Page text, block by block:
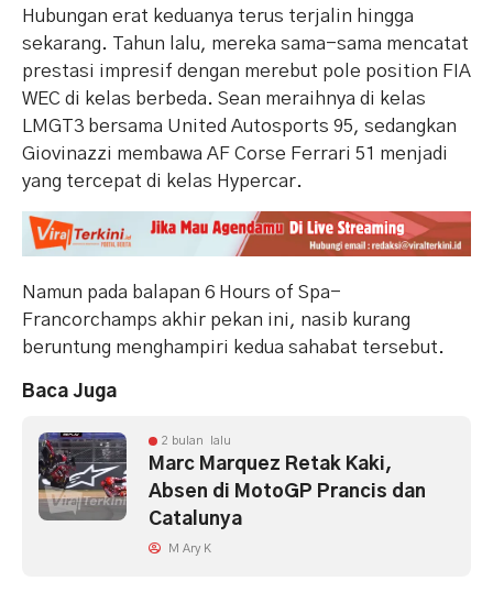
Hubungan erat keduanya terus terjalin hingga
sekarang. Tahun lalu, mereka sama-sama mencatat
prestasi impresif dengan merebut pole position FIA
WEC di kelas berbeda. Sean meraihnya di kelas
LMGT3 bersama United Autosports 95, sedangkan
Giovinazzi membawa AF Corse Ferrari 51 menjadi
yang tercepat di kelas Hypercar.
Namun pada balapan 6 Hours of Spa-
Francorchamps akhir pekan ini, nasib kurang
beruntung menghampiri kedua sahabat tersebut.
Baca Juga
2 bulan lalu
Marc Marquez Retak Kaki,
Absen di MotoGP Prancis dan
Catalunya
M Ary K